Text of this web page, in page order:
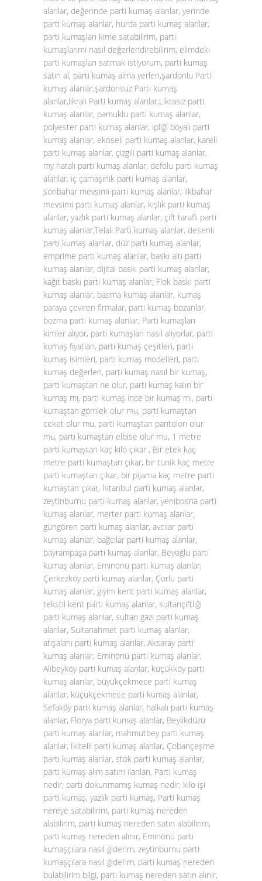
alanlar, değerinde parti kumaş alanlar, yerinde
parti kumaş alanlar, hurda parti kumaş alanlar,
parti kumaşları kime satabilirim, parti
kumaşlarımı nasıl değerlendirebilirim, elimdeki
parti kumaşları satmak istiyorum, parti kumaş
satın al, parti kumaş alma yerleri,şardonlu Parti
kumaş alanlar,şardonsuz Parti kumaş
alanlar,likralı Parti kumaş alanlar,Likrasız parti
kumaş alanlar, pamuklu parti kumaş alanlar,
polyester parti kumaş alanlar, ipliği boyalı parti
kumaş alanlar, ekoseli parti kumaş alanlar, kareli
parti kumaş alanlar, çizgili parti kumaş alanlar,
my hatalı parti kumaş alanlar, defolu parti kumaş
alanlar, iç çamaşırlık parti kumaş alanlar,
sonbahar mevsimi parti kumaş alanlar, ilkbahar
mevsimi parti kumaş alanlar, kışlık parti kumaş
alanlar, yazlık parti kumaş alanlar, çift taraflı parti
kumaş alanlar,Telalı Parti kumaş alanlar, desenli
parti kumaş alanlar, düz parti kumaş alanlar,
emprime parti kumaş alanlar, baskı altı parti
kumaş alanlar, dijital baskı parti kumaş alanlar,
kağıt baskı parti kumaş alanlar, Flok baskı parti
kumaş alanlar, basma kumaş alanlar, kumaş
paraya çeviren firmalar, parti kumaş bozanlar,
bozma parti kumaş alanlar, Parti kumaşları
kimler alıyor, parti kumaşları nasıl alıyorlar, parti
kumaş fiyatları, parti kumaş çeşitleri, parti
kumaş isimleri, parti kumaş modelleri, parti
kumaş değerleri, parti kumaş nasıl bir kumaş,
parti kumaştan ne olur, parti kumaş kalın bir
kumaş mı, parti kumaş ince bir kumaş mı, parti
kumaştan gömlek olur mu, parti kumaştan
ceket olur mu, parti kumaştan pantolon olur
mu, parti kumaştan elbise olur mu, 1 metre
parti kumaştan kaç kilo çıkar , Bir etek kaç
metre parti kumaştan çıkar, bir tunik kaç metre
parti kumaştan çıkar, bir pijama kaç metre parti
kumaştan çıkar, İstanbul parti kumaş alanlar,
zeytinburnu parti kumaş alanlar, yenibosna parti
kumaş alanlar, merter parti kumaş alanlar,
güngören parti kumaş alanlar, avcılar parti
kumaş alanlar, bağcılar parti kumaş alanlar,
bayrampaşa parti kumaş alanlar, Beyoğlu parti
kumaş alanlar, Eminönü parti kumaş alanlar,
Çerkezköy parti kumaş alanlar, Çorlu parti
kumaş alanlar, giyim kent parti kumaş alanlar,
tekstil kent parti kumaş alanlar, sultançiftliği
parti kumaş alanlar, sultan gazi parti kumaş
alanlar, Sultanahmet parti kumaş alanlar,
atışalanı parti kumaş alanlar, Aksaray parti
kumaş alanlar, Eminönü parti kumaş alanlar,
Alibeyköy parti kumaş alanlar, küçükköy parti
kumaş alanlar, büyükçekmece parti kumaş
alanlar, küçükçekmece parti kumaş alanlar,
Sefaköy parti kumaş alanlar, halkalı parti kumaş
alanlar, Florya parti kumaş alanlar, Beylikdüzü
parti kumaş alanlar, mahmutbey parti kumaş
alanlar, İkitelli parti kumaş alanlar, Çobançeşme
parti kumaş alanlar, stok parti kumaş alanlar,
parti kumaş alım satım ilanları, Parti kumaş
nedir, parti dokunmamış kumaş nedir, kilo işi
parti kumaş, yazlık parti kumaş, Parti kumaş
nereye satabilirim, parti kumaş nereden
alabilirim, parti kumaş nereden satın alabilirim,
parti kumaş nereden alınır, Eminönü parti
kumaşçılara nasıl giderim, zeytinburnu parti
kumaşçılara nasıl giderim, parti kumaş nereden
bulabilirim bilgi, parti kumaş nereden satın alınır,